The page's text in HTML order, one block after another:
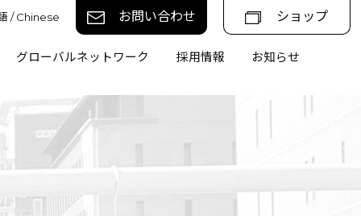
/ Chinese お問い合わせ ショップ
グローバルネットワーク 採用情報 お知らせ